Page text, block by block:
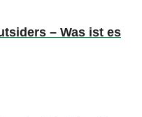
– Was ist es